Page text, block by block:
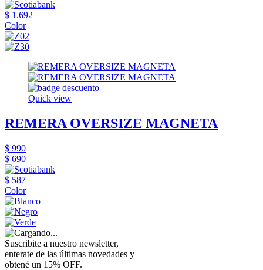
$ 1.692
Color
Quick view
REMERA OVERSIZE MAGNETA
$ 990
$ 690
$ 587
Color
Suscribite a nuestro newsletter,
enterate de las últimas novedades y
obtené un 15% OFF.